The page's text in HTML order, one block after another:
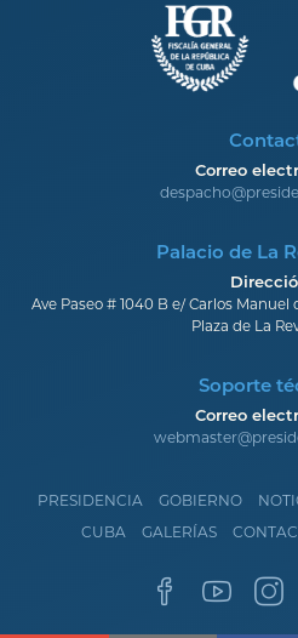
Correo
Palacio de La
Ave Paseo # 1040 B e/ Carlos
Plaza de La
Soporte
Correo
PRESIDENCIA GOBIERNO
CUBA
GALERÍAS